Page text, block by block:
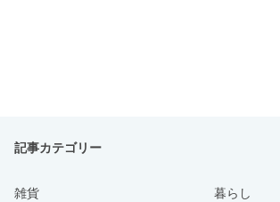
記事カテゴリー
雑貨 暮らし